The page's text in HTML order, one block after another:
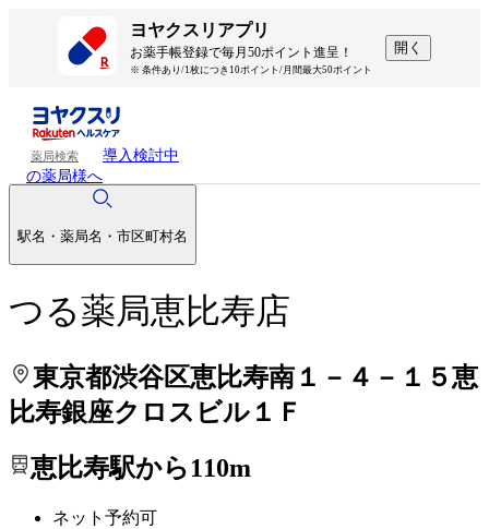
ヨヤクスリアプリ
お薬手帳登録で毎月50ポイント進呈！
※ 条件あり/1枚につき10ポイント/月間最大50ポイント
開く
薬局検索
導入検討中
の薬局様へ
駅名・薬局名・市区町村名
つる薬局恵比寿店
東京都渋谷区恵比寿南１－４－１５恵
比寿銀座クロスビル１Ｆ
恵比寿駅から110m
ネット予約可
処方せんを送って待ち時間を短く！
処方せんを送って待ち時間を短く！